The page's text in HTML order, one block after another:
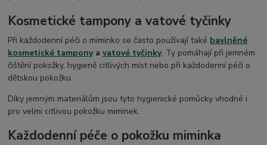
Kosmetické tampony a vatové tyčinky
Při každodenní péči o miminko se často používají také bavlněné
kosmetické tamponyavatové tyčinky. Ty pomáhají při jemném
čištění pokožky, hygieně citlivých míst nebo při každodenní péči o
dětskou pokožku.
Díky jemným materiálům jsou tyto hygienické pomůcky vhodné i
pro velmi citlivou pokožku miminek.
Každodenní péče o pokožku miminka